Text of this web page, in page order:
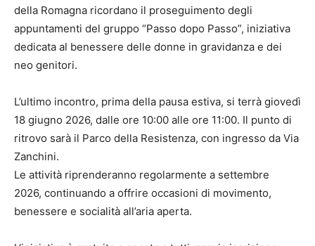
della Romagna ricordano il proseguimento degli
appuntamenti del gruppo “Passo dopo Passo”, iniziativa
dedicata al benessere delle donne in gravidanza e dei
neo genitori.
L’ultimo incontro, prima della pausa estiva, si terrà giovedì
18 giugno 2026, dalle ore 10:00 alle ore 11:00. Il punto di
ritrovo sarà il Parco della Resistenza, con ingresso da Via
Zanchini.
Le attività riprenderanno regolarmente a settembre
2026, continuando a offrire occasioni di movimento,
benessere e socialità all’aria aperta.